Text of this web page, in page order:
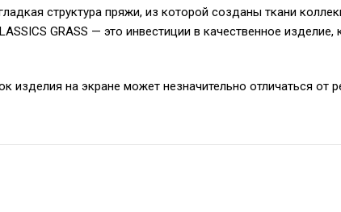
структура пряжи, из которой созданы ткани
GRASS — это инвестиции в качественное изделие,
изделия на экране может незначительно отличаться от